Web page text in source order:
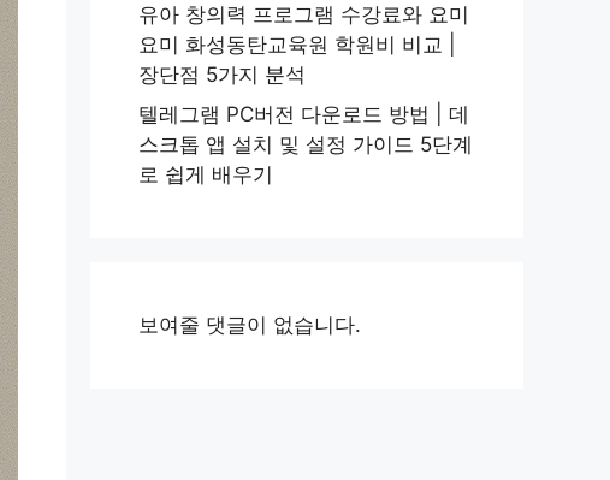
유아 창의력 프로그램 수강료와 요미
요미 화성동탄교육원 학원비 비교 |
장단점 5가지 분석
텔레그램 PC버전 다운로드 방법 | 데
스크톱 앱 설치 및 설정 가이드 5단계
로 쉽게 배우기
보여줄 댓글이 없습니다.